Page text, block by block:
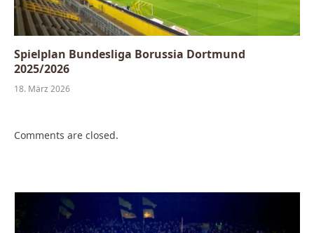
Spielplan Bundesliga Borussia Dortmund
2025/2026
18. März 2026
Comments are closed.